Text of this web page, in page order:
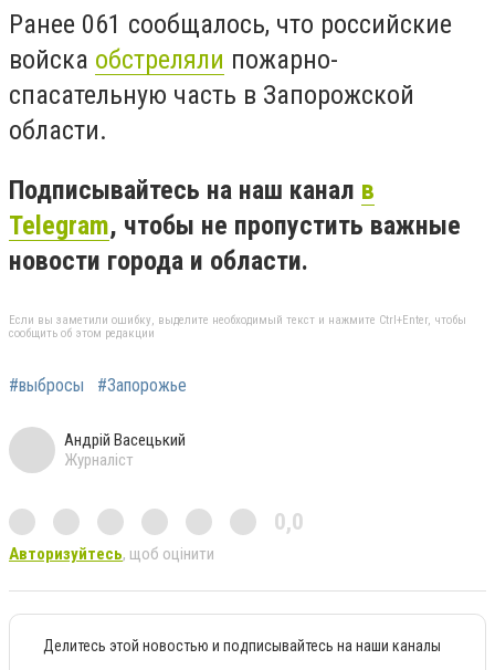
Ранее 061 сообщалось, что российские
войска обстреляли пожарно-
спасательную часть в Запорожской
области.
Подписывайтесь на наш канал в
Telegram, чтобы не пропустить важные
новости города и области.
Если вы заметили ошибку, выделите необходимый текст и нажмите Ctrl+Enter, чтобы
сообщить об этом редакции
#выбросы #Запорожье
Андрій Васецький
Журналіст
0,0
Авторизуйтесь, щоб оцінити
Делитесь этой новостью и подписывайтесь на наши каналы